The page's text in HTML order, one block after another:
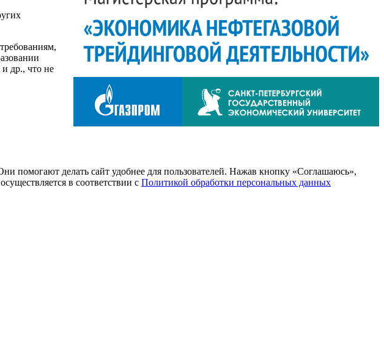
др., что не
помогают делать сайт удобнее для пользователей. Нажав кнопку «Соглашаюсь»,
в соответствии с Политикой обработки персональных данных